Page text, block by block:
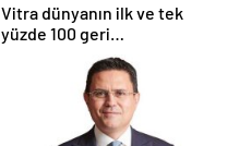
Vitra dünyanın ilk ve tek
yüzde 100 geri
dönüştürülmüş seramik
lavabosunu üretti: En çevreci
lavabo Türkiye’den